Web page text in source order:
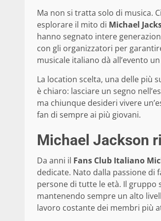
Ma non si tratta solo di musica.
esplorare il mito di Michael
hanno segnato intere
con gli organizzatori per
musicale italiano dà all’evento
La location scelta, una delle più
è chiaro: lasciare un segno
ma chiunque desideri vivere
fan di sempre ai più giovani.
Michael Jackson
Da anni il Fans Club Italiano
dedicate. Nato dalla passione di
persone di tutte le età. Il gruppo
mantenendo sempre un alto
lavoro costante dei membri più